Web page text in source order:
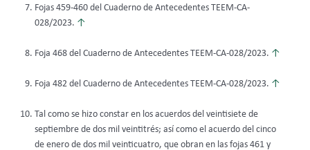
Fojas 459-460 del Cuaderno de Antecedentes TEEM-CA-
028/2023. ↑
Foja 468 del Cuaderno de Antecedentes TEEM-CA-028/2023. ↑
Foja 482 del Cuaderno de Antecedentes TEEM-CA-028/2023. ↑
Tal como se hizo constar en los acuerdos del veintisiete de
septiembre de dos mil veintitrés; así como el acuerdo del cinco
de enero de dos mil veinticuatro, que obran en las fojas 461 y